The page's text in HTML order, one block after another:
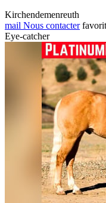
Kirchendemenreuth
mail Nous contacter
Eye-catcher